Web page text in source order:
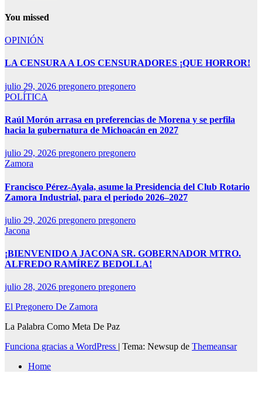
You missed
OPINIÓN
LA CENSURA A LOS CENSURADORES ¡QUE HORROR!
julio 29, 2026 pregonero pregonero
POLÍTICA
Raúl Morón arrasa en preferencias de Morena y se perfila
hacia la gubernatura de Michoacán en 2027
julio 29, 2026 pregonero pregonero
Zamora
Francisco Pérez-Ayala, asume la Presidencia del Club Rotario
Zamora Industrial, para el periodo 2026–2027
julio 29, 2026 pregonero pregonero
Jacona
¡BIENVENIDO A JACONA SR. GOBERNADOR MTRO.
ALFREDO RAMÍREZ BEDOLLA!
julio 28, 2026 pregonero pregonero
El Pregonero De Zamora
La Palabra Como Meta De Paz
Funciona gracias a WordPress | Tema: Newsup de Themeansar
Home